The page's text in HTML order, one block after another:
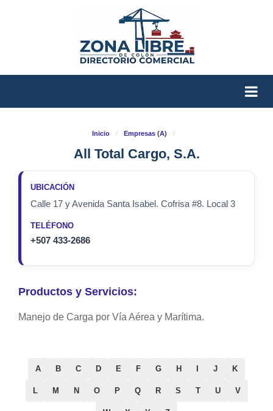
Inicio / Empresas (A) /
All Total Cargo, S.A.
UBICACIÓN
Calle 17 y Avenida Santa Isabel. Cofrisa #8. Local 3
TELÉFONO
+507 433-2686
Productos y Servicios:
Manejo de Carga por Vía Aérea y Marítima.
A B C D E F G H J K
L M N O P Q R S T U V